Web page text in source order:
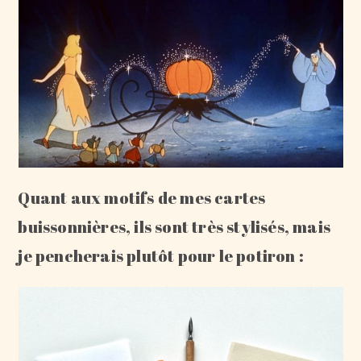
Quant aux motifs de mes cartes
buissonnières, ils sont très stylisés, mais
je pencherais plutôt pour le potiron :